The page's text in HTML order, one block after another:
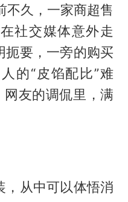
久，一家商超售
社交媒体意外走
扼要，一旁的购买
的“皮馅配比”难
网友的调侃里，满
，从中可以体悟消